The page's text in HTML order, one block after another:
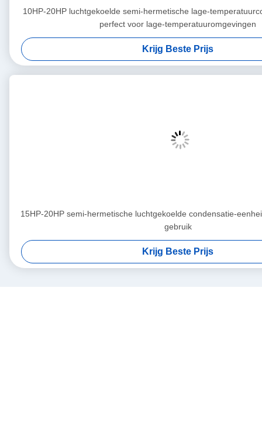
10HP-20HP luchtgekoelde semi-hermetische lage-
perfect voor lage-temperatuuromgevingen
Krijg Beste Prijs
15HP-20HP semi-hermetische luchtgekoelde condensatie-
gebruik
Krijg Beste Prijs